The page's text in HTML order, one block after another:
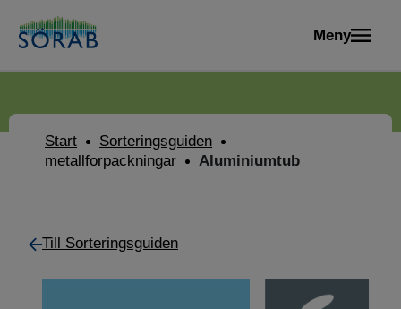
Meny
Start
Sorteringsguiden
metallforpackningar
Aluminiumtub
Till Sorteringsguiden